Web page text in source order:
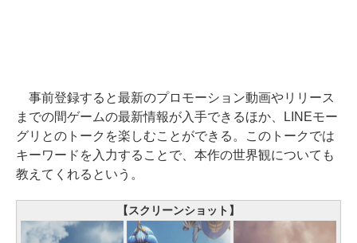
事前登録すると最新のプロモーション動画やリリース
までの間ゲームの最新情報が入手できるほか、LINEモー
グリとのトークを楽しむことができる。このトークでは
キーワードを入力することで、本作の世界観についても
教えてくれるという。
【スクリーンショット】